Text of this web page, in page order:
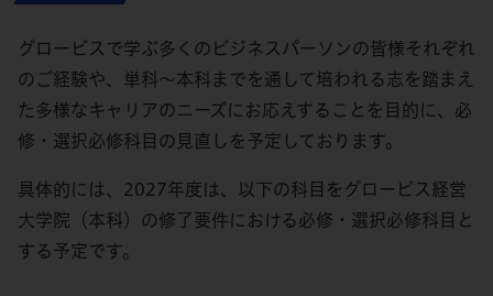
グロービスで学ぶ多くのビジネスパーソンの皆様それぞれ
のご経験や、単科～本科までを通して培われる志を踏まえ
た多様なキャリアのニーズにお応えすることを目的に、必
修・選択必修科目の見直しを予定しております。
具体的には、2027年度は、以下の科目をグロービス経営
大学院（本科）の修了要件における必修・選択必修科目と
する予定です。